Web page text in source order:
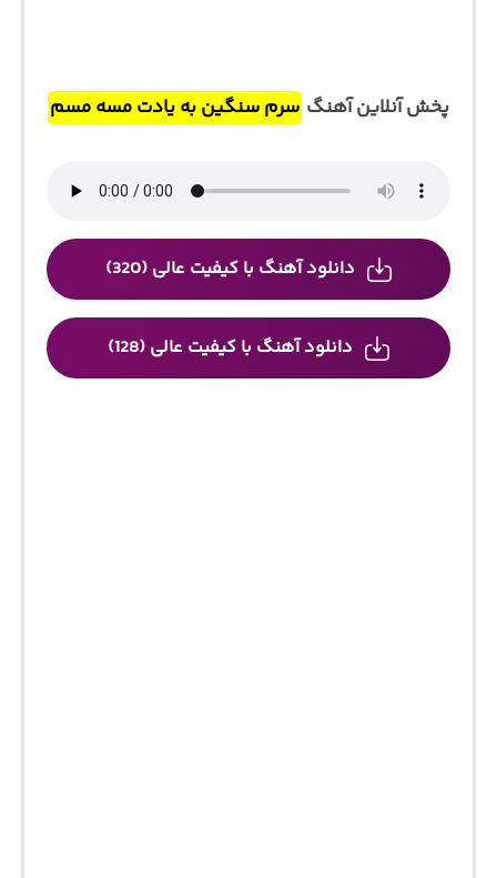
پخش آنلاین آهنگ سرم سنگین به یادت مسه مسم
دانلود آهنگ با کیفیت عالی (320)
دانلود آهنگ با کیفیت عالی (128)